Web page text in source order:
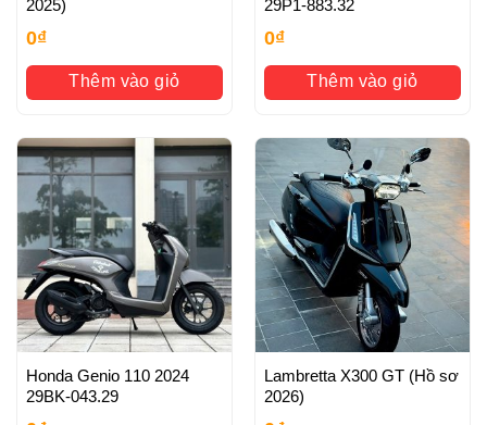
2025)
0₫
Thêm vào giỏ
29P1-883.32
0₫
Thêm vào giỏ
Honda Genio 110 2024
29BK-043.29
Lambretta X300 GT (Hồ sơ
2026)